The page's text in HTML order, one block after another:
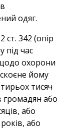
одяг.
ст. 342 (опір
під час
охорони
йому
тисяч
громадян або
або
або